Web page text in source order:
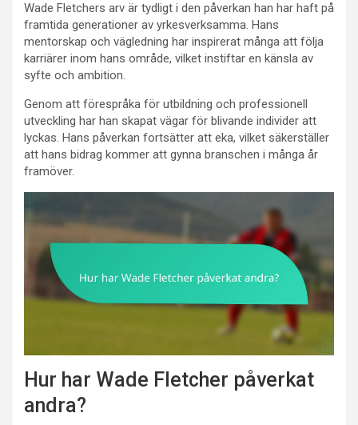
Wade Fletchers arv är tydligt i den påverkan han har haft på
framtida generationer av yrkesverksamma. Hans
mentorskap och vägledning har inspirerat många att följa
karriärer inom hans område, vilket instiftar en känsla av
syfte och ambition.
Genom att förespråka för utbildning och professionell
utveckling har han skapat vägar för blivande individer att
lyckas. Hans påverkan fortsätter att eka, vilket säkerställer
att hans bidrag kommer att gynna branschen i många år
framöver.
Hur har Wade Fletcher påverkat
andra?